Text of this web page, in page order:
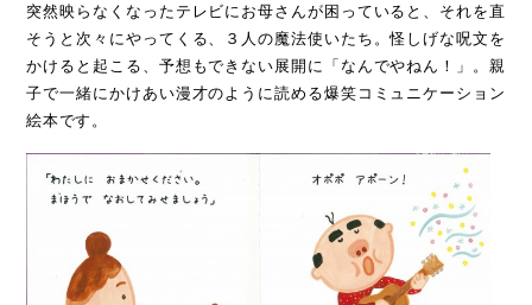
突然映らなくなったテレビにお母さんが困っていると、それを直
そうと次々にやってくる、３人の魔法使いたち。怪しげな呪文を
かけると起こる、予想もできない展開に「なんでやねん！」。親
子で一緒にかけあい漫才のように読める爆笑コミュニケーション
絵本です。